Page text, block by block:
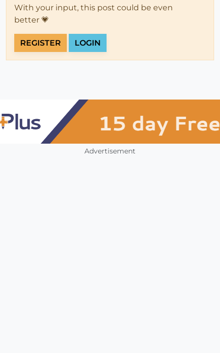
With your input, this post could be even
better 💗
REGISTER LOGIN
Advertisement